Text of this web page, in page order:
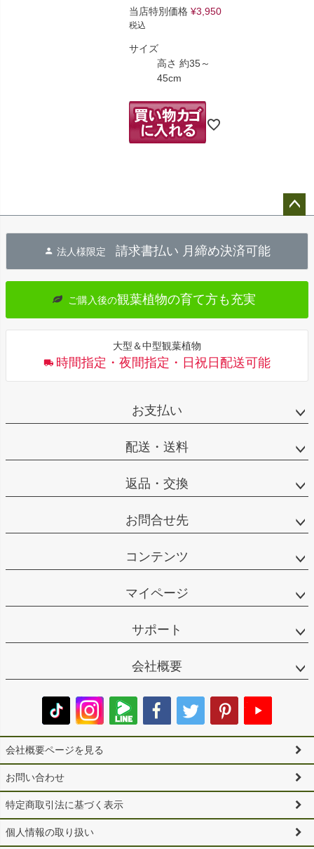
当店特別価格 ¥3,950
税込
サイズ
高さ 約35～
45cm
へ
法人様限定 請求書払い 月締め決済可能
ご購入後の観葉植物の育て方も充実
大型＆中型観葉植物
時間指定・夜間指定・日祝日配送可能
お支払い
配送・送料
返品・交換
お問合せ先
コンテンツ
マイページ
サポート
会社概要
会社概要ページを見る
お問い合わせ
特定商取引法に基づく表示
個人情報の取り扱い